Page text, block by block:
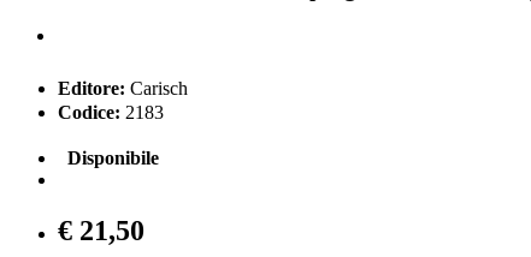
Editore: Carisch
Codice: 2183
Disponibile
€ 21,50